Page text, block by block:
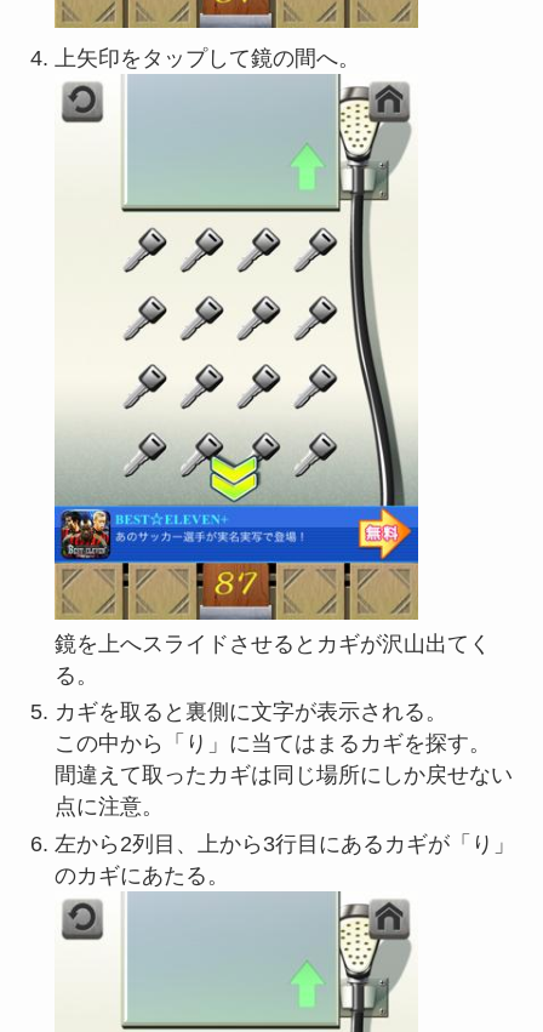
上矢印をタップして鏡の間へ。
鏡を上へスライドさせるとカギが沢山出てく
る。
カギを取ると裏側に文字が表示される。
この中から「り」に当てはまるカギを探す。
間違えて取ったカギは同じ場所にしか戻せない
点に注意。
左から2列目、上から3行目にあるカギが「り」
のカギにあたる。